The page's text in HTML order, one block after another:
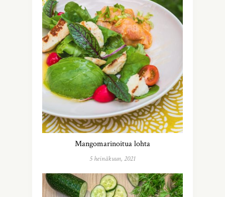
Mangomarinoitua lohta
5 heinäkuun, 2021